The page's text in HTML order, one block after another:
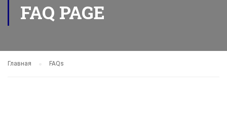
FAQ PAGE
Главная FAQs